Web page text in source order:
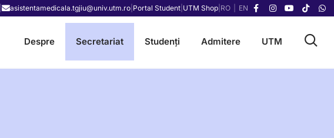
asistentamedicala.tgjiu@univ.utm.ro| Portal Student| UTM Shop| RO EN
Despre Secretariat Studenți Admitere UTM